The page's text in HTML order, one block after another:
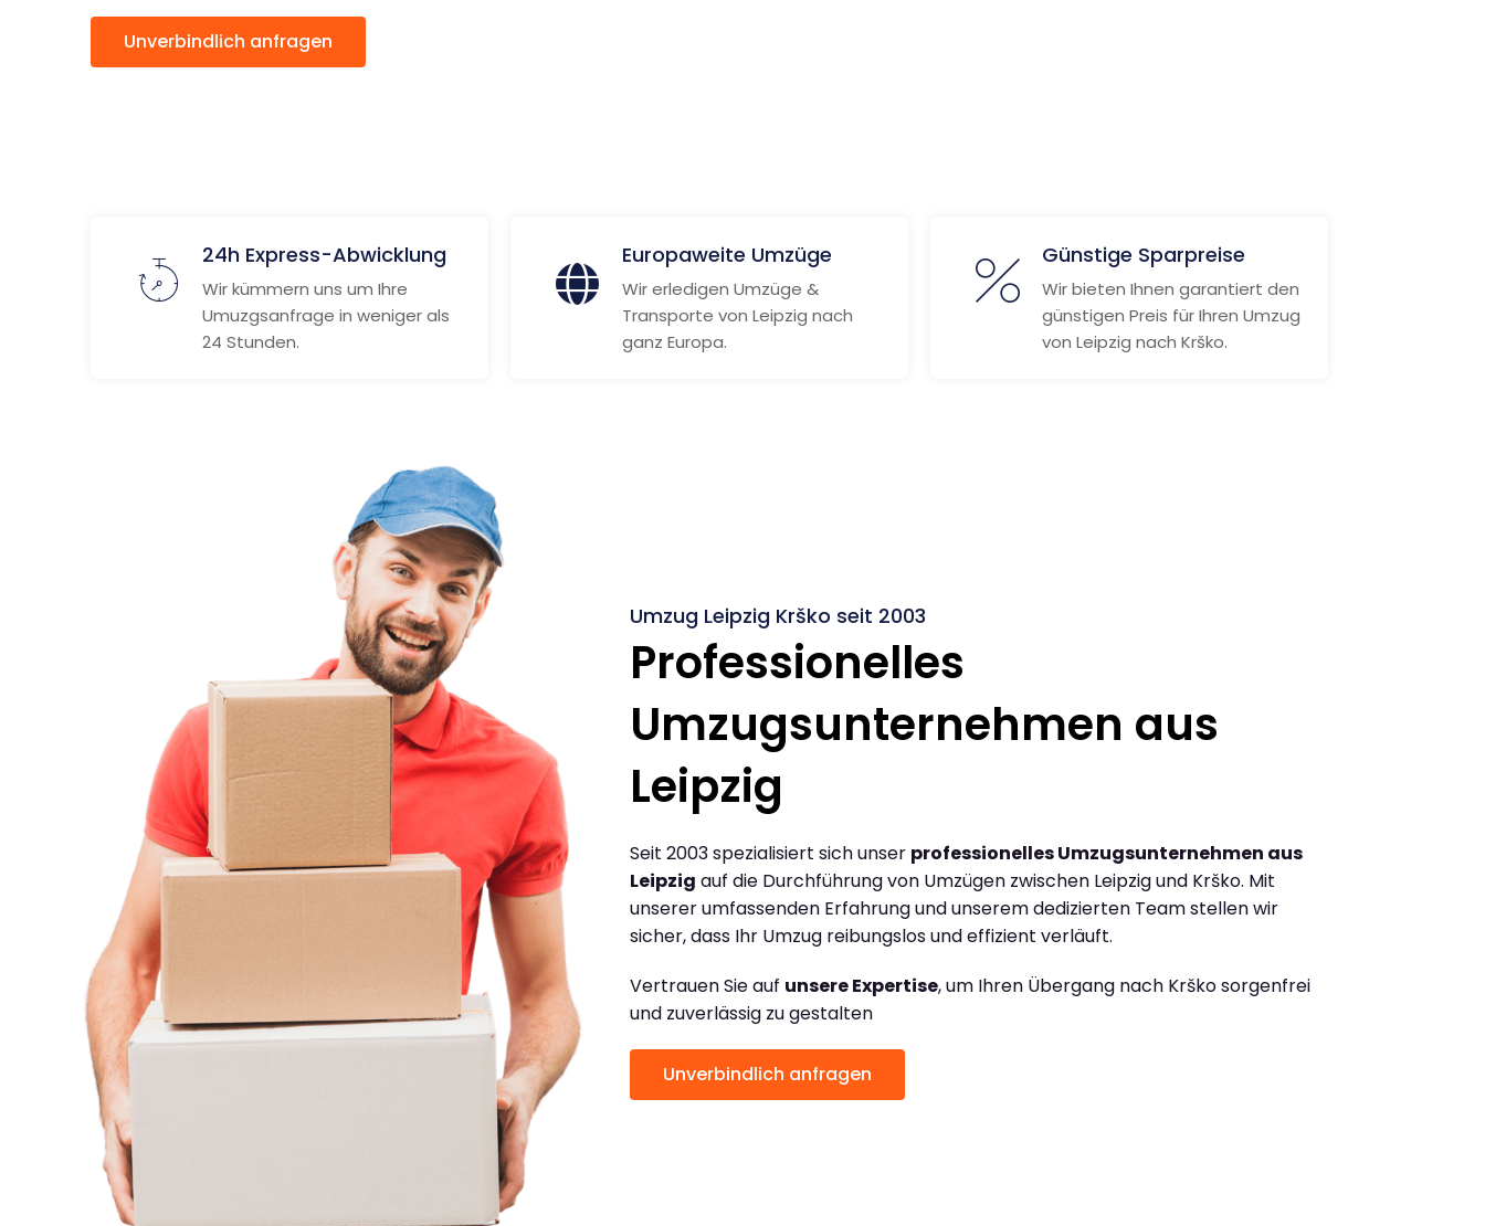
Unverbindlich anfragen
24h Express-Abwicklung
Wir kümmern uns um Ihre
Umuzgsanfrage in weniger als
24 Stunden.
Europaweite Umzüge
Wir erledigen Umzüge &
Transporte von Leipzig nach
ganz Europa.
Günstige Sparpreise
Wir bieten Ihnen garantiert den
günstigen Preis für Ihren Umzug
von Leipzig nach Krško.
Umzug Leipzig Krško seit 2003
Professionelles
Umzugsunternehmen aus
Leipzig
Seit 2003 spezialisiert sich unser professionelles Umzugsunternehmen aus
Leipzig auf die Durchführung von Umzügen zwischen Leipzig und Krško. Mit
unserer umfassenden Erfahrung und unserem dedizierten Team stellen wir
sicher, dass Ihr Umzug reibungslos und effizient verläuft.
Vertrauen Sie auf unsere Expertise, um Ihren Übergang nach Krško sorgenfrei
und zuverlässig zu gestalten
Unverbindlich anfragen